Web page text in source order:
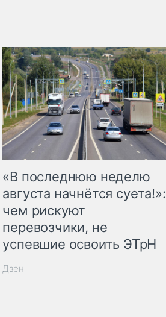
«В последнюю неделю
августа начнётся суета!»:
чем рискуют
перевозчики, не
успевшие освоить ЭТрН
Дзен